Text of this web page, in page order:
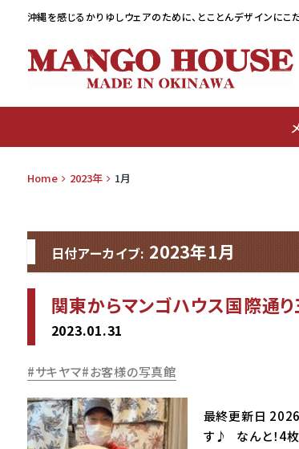
沖縄を感じるかりゆしウェアのために、 とことんデザインにこ
Home 2023年 1月
日付アーカイブ: 2023年1月
関東からマンゴハウス国際通
2023.01.31
サキヤマ お客様の写真館
最終更新日
す♪ なんと！4枚